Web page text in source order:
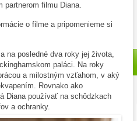
partnerom filmu Diana.
o filme a pripomenieme si
na posledné dva roky jej života,
paláci. Na roky
a milostným vzťahom, v aký
Rovnako ako
Diana používať na schôdzkach
a ochranky.